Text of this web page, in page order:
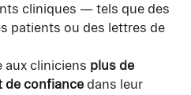
cliniques — tels que des
patients ou des lettres de
cliniciens plus de
de confiance dans leur